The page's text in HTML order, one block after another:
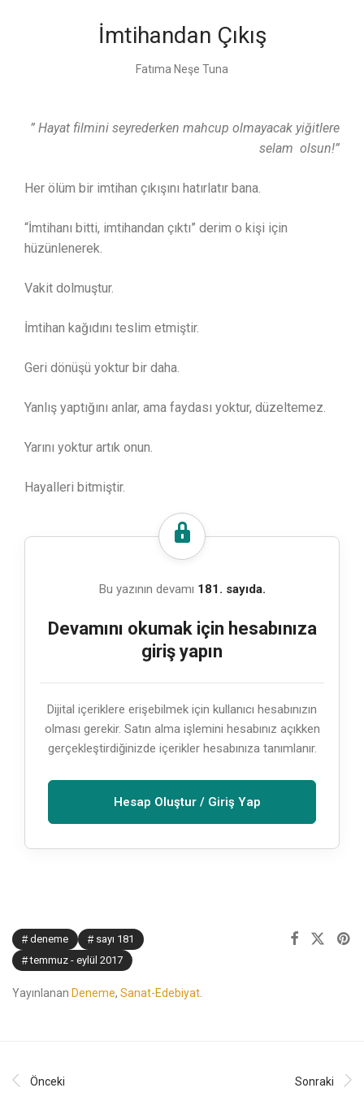
İmtihandan Çıkış
Fatıma Neşe Tuna
” Hayat filmini seyrederken mahcup olmayacak yiğitlere
selam olsun!”
Her ölüm bir imtihan çıkışını hatırlatır bana.
“İmtihanı bitti, imtihandan çıktı” derim o kişi için
hüzünlenerek.
Vakit dolmuştur.
İmtihan kağıdını teslim etmiştir.
Geri dönüşü yoktur bir daha.
Yanlış yaptığını anlar, ama faydası yoktur, düzeltemez.
Yarını yoktur artık onun.
Hayalleri bitmiştir.
Bu yazının devamı 181. sayıda.
Devamını okumak için hesabınıza
giriş yapın
Dijital içeriklere erişebilmek için kullanıcı hesabınızın
olması gerekir. Satın alma işlemini hesabınız açıkken
gerçekleştirdiğinizde içerikler hesabınıza tanımlanır.
Hesap Oluştur / Giriş Yap
deneme
sayı 181
temmuz - eylül 2017
Yayınlanan Deneme, Sanat-Edebiyat
Önceki Sonraki